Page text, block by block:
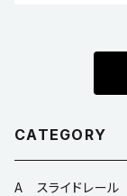
CATEGORY
A スライドレール